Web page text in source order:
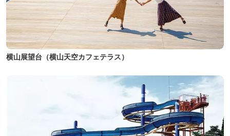
横山展望台（横山天空カフェテラス）